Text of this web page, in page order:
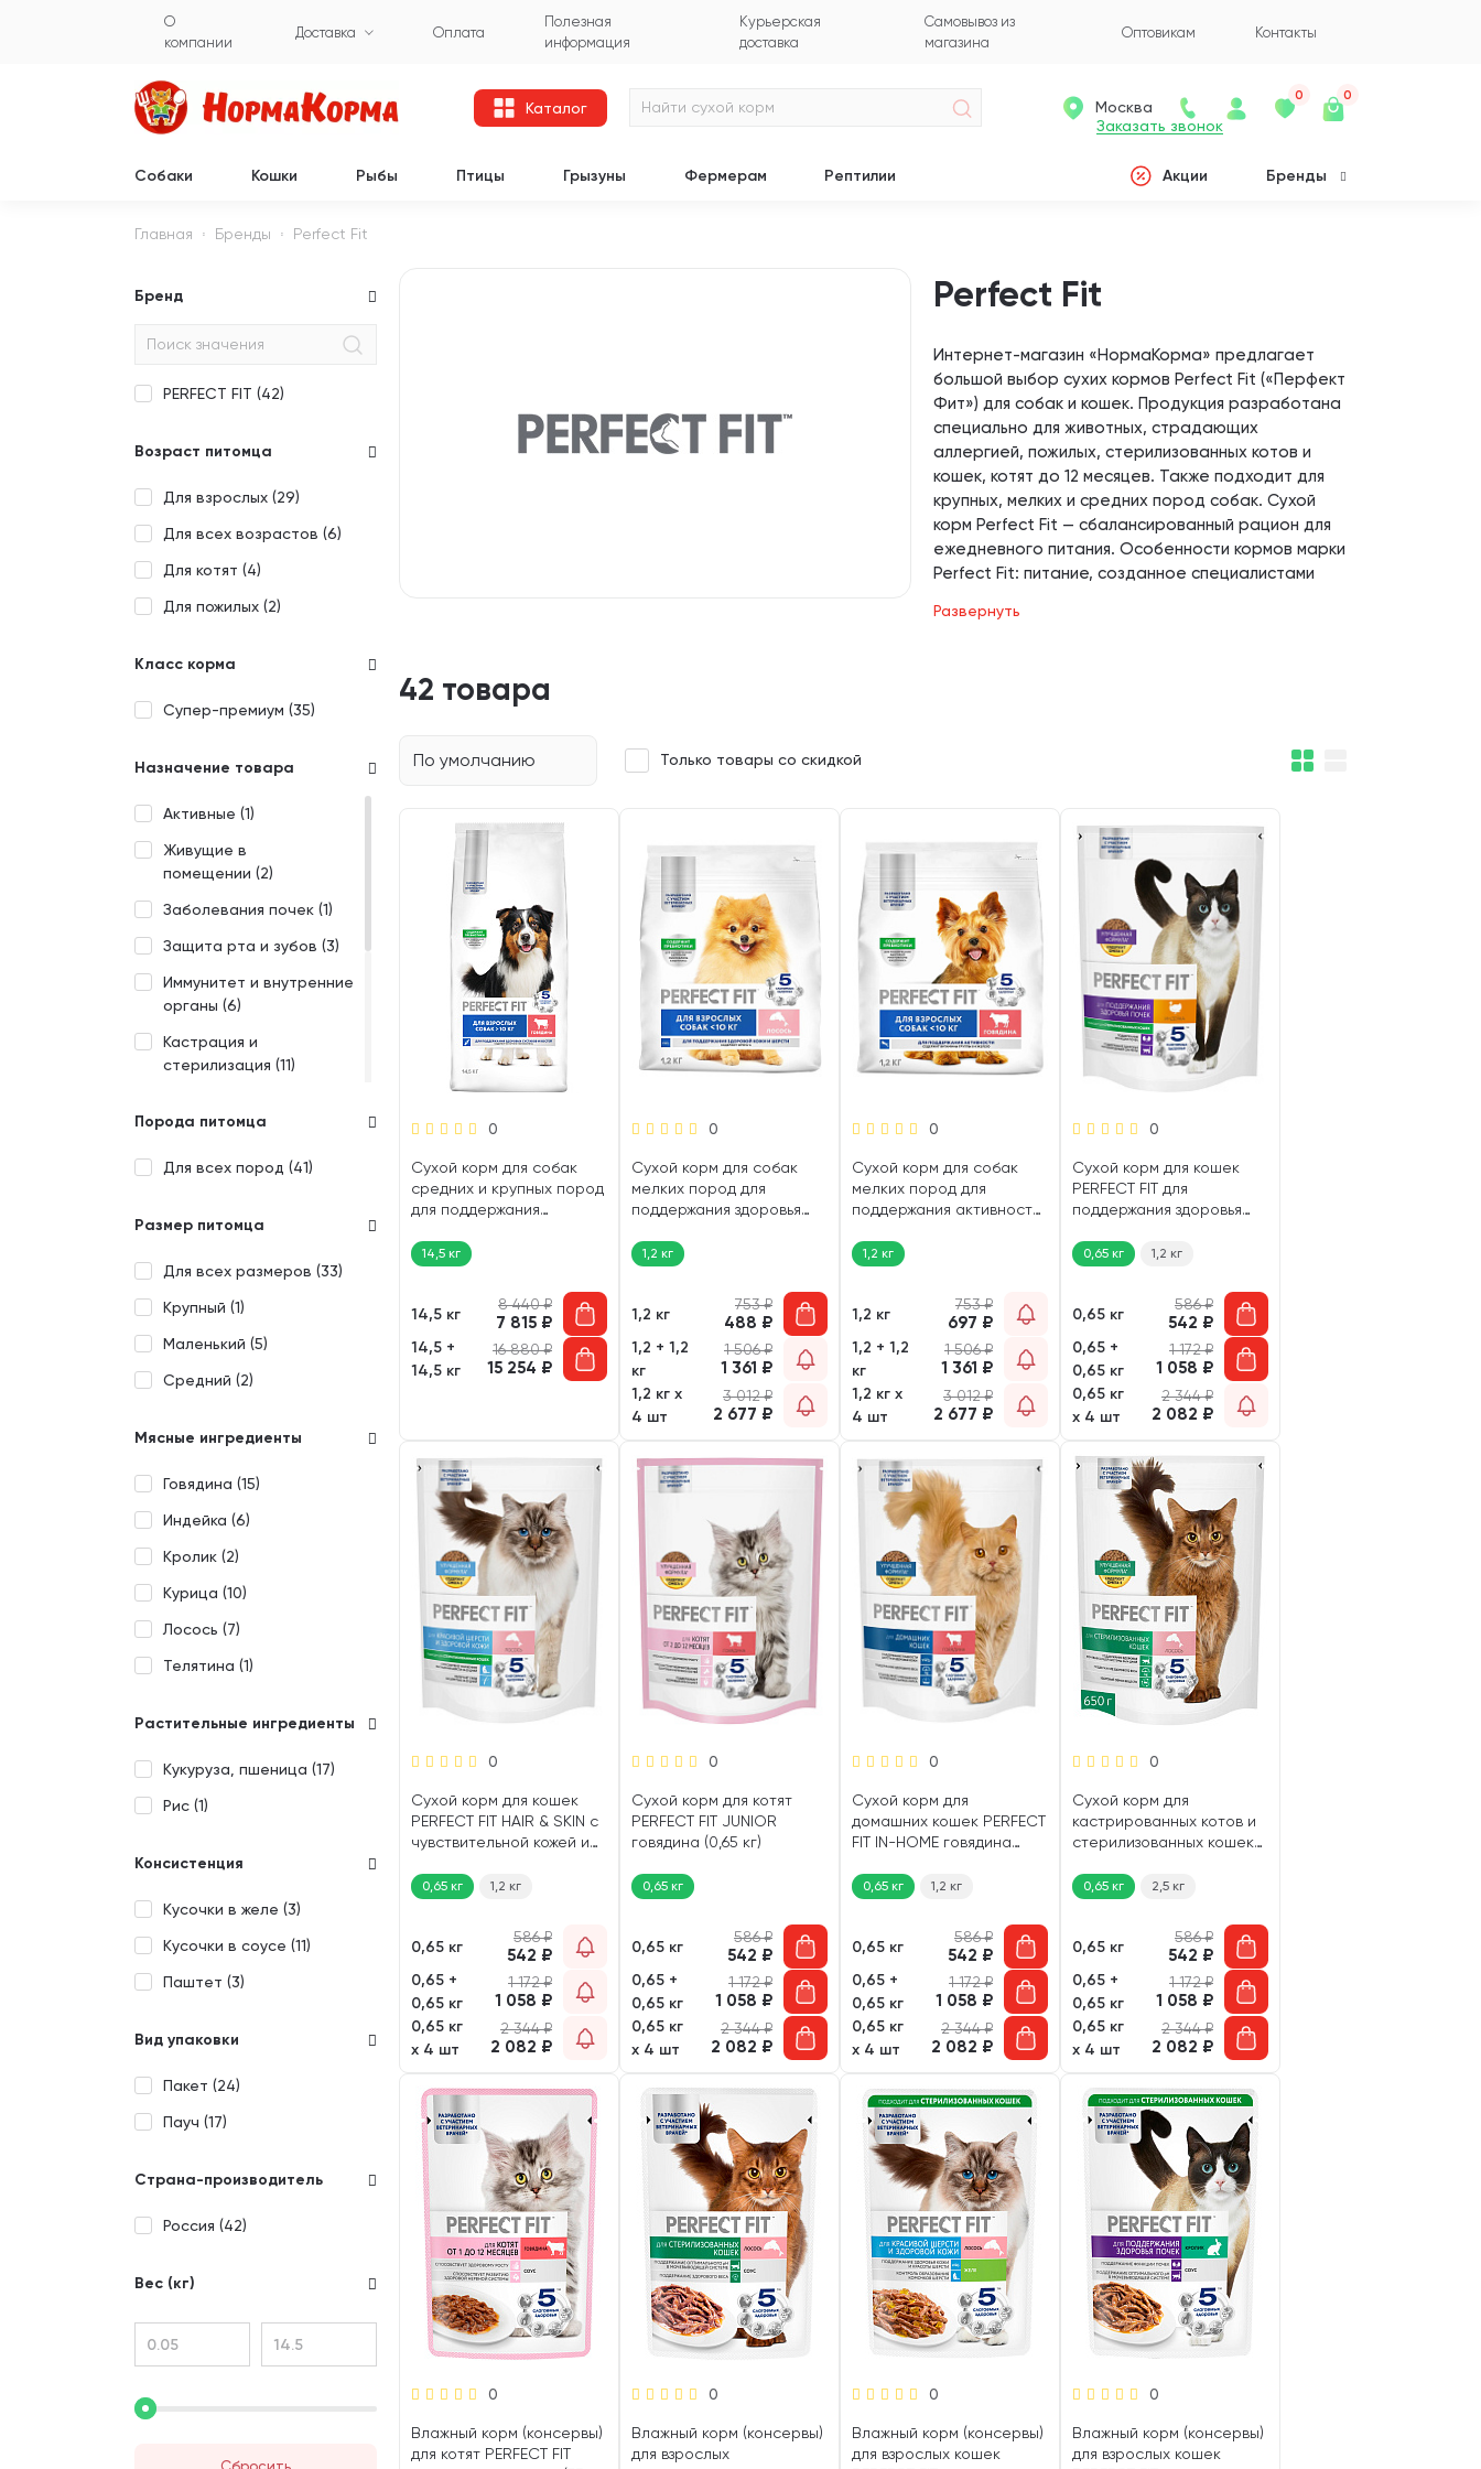
О
компании
Доставка Оплата
Полезная
информация
Курьерская
доставка
Самовывоз из
магазина
Оптовикам Контакты
Каталог
Заказать звонок
Москва
0 0
Собаки Кошки Рыбы Птицы Грызуны Фермерам Рептилии Акции Бренды
Главная Бренды Perfect Fit
Бренд
PERFECT FIT (42)
Возраст питомца
Для взрослых (29)
Для всех возрастов (6)
Для котят (4)
Для пожилых (2)
Класс корма
Супер-премиум (35)
Назначение товара
Активные (1)
Живущие в
помещении (2)
Заболевания почек (1)
Защита рта и зубов (3)
Иммунитет и внутренние
органы (6)
Кастрация и
стерилизация (11)
МКБ профилактика (
Чувствительное
пищеварение (
Порода питомца
Для всех пород (41)
Размер питомца
Для всех размеров (33)
Крупный (1)
Маленький (5)
Средний (2)
Мясные ингредиенты
Говядина (15)
Индейка (6)
Кролик (2)
Курица (10)
Лосось (7)
Телятина (1)
Растительные ингредиенты
Кукуруза, пшеница (17)
Рис (1)
Консистенция
Кусочки в желе (3)
Кусочки в соусе (11)
Паштет (3)
Вид упаковки
Пакет (24)
Пауч (17)
Страна-производитель
Россия (42)
Вес (кг)
Perfect Fit
Интернет-магазин «НормаКорма» предлагает
большой выбор сухих кормов Perfect Fit («Перфект
Фит») для собак и кошек. Продукция разработана
специально для животных, страдающих
аллергией, пожилых, стерилизованных котов и
кошек, котят до 12 месяцев. Также подходит для
крупных, мелких и средних пород собак. Сухой
корм Perfect Fit — сбалансированный рацион для
ежедневного питания. Особенности кормов марки
Perfect Fit: питание, созданное специалистами
здоровье и активность питомцев от рождения до
развития ожирения; помогают избежать появления
Москве и области при заказе от 1000 рублей.
Уточните цену доставки в другие регионы РФ,
заказав обратный звонок.
Развернуть
42 товара
По умолчанию Только товары со скидкой
0
Сухой корм для собак
средних и крупных пород
для поддержания
костей PERFECT FIT ADULT
говядина (14,5 кг)
14,5 кг
14,5 кг
8 440₽
7 815 ₽
14,5 +
14,5 кг
16 880₽
15 254 ₽
0
Сухой корм для собак
мелких пород для
поддержания здоровья
FIT ADULT лосось (1,2 кг)
1,2 кг
1,2 кг
753₽
488 ₽
1,2 + 1,2
кг
1 506₽
1 361 ₽
1,2 кг х
4 шт
3 012₽
2 677 ₽
0
Сухой корм для собак
мелких пород для
поддержания активности
говядина (1,2 кг)
1,2 кг
1,2 кг
753₽
697 ₽
1,2 + 1,2
кг
1 506₽
1 361 ₽
1,2 кг х
4 шт
3 012₽
2 677 ₽
0
Сухой корм для кошек
PERFECT FIT для
поддержания здоровья
0,65 кг 1,2 кг
0,65 кг
586₽
542 ₽
0,65 +
0,65 кг
1 172₽
1 058 ₽
0,65 кг
х 4 шт
2 344₽
2 082 ₽
0
Сухой корм для кошек
PERFECT FIT HAIR & SKIN с
чувствительной кожей и
0,65 кг 1,2 кг
0,65 кг
586₽
542 ₽
0,65 +
0,65 кг
1 172₽
1 058 ₽
0,65 кг
х 4 шт
2 344₽
2 082 ₽
0
Сухой корм для котят
PERFECT FIT JUNIOR
говядина (0,65 кг)
0,65 кг
0,65 кг
586₽
542 ₽
0,65 +
0,65 кг
1 172₽
1 058 ₽
0,65 кг
х 4 шт
2 344₽
2 082 ₽
0
Сухой корм для
домашних кошек PERFECT
FIT IN-HOME говядина
0,65 кг 1,2 кг
0,65 кг
586₽
542 ₽
0,65 +
0,65 кг
1 172₽
1 058 ₽
0,65 кг
х 4 шт
2 344₽
2 082 ₽
0
Сухой корм для
кастрированных котов и
стерилизованных кошек
лосось (0,65 кг)
0,65 кг 2,5 кг
0,65 кг
586₽
542 ₽
0,65 +
0,65 кг
1 172₽
1 058 ₽
0,65 кг
х 4 шт
2 344₽
2 082 ₽
0
Влажный корм (консервы)
для котят PERFECT FIT
0
Влажный корм (консервы)
для взрослых
0
Влажный корм (консервы)
для взрослых кошек
0
Влажный корм (консервы)
для взрослых кошек